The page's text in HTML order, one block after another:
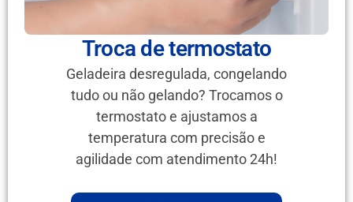
Troca de termostato
Geladeira desregulada, congelando
tudo ou não gelando? Trocamos o
termostato e ajustamos a
temperatura com precisão e
agilidade com atendimento 24h!